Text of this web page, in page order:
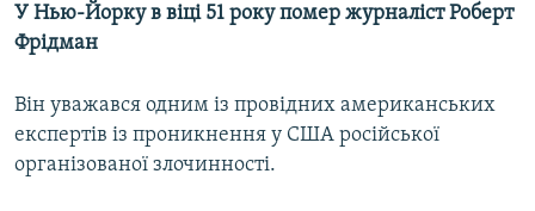
СПОРТ
СВІТ
ТИ ЯК?
СХЕМИ
КИТАЙ.ВИКЛИКИ
МУЛЬТИМЕДІА
У Нью-Йорку в віці 51 року помер журналіст Роберт
Фрідман
Він уважався одним із провідних американських
експертів із проникнення у США російської
організованої злочинності.